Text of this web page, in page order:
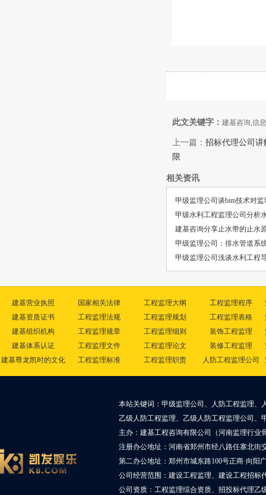
此文关键字： 建基咨询,信
上一篇： 招标代理公司讲
限
相关资讯
甲级监理公司谈bim技术对
甲级水利工程监理公司分析
建基咨询分享止水带的止水
甲级监理公司：排水管道系
甲级监理公司浅谈水利工程
建基营业执照
建基资质证书
建基组织机构
建基体系认证
建基尊龙凯时的文化
国家相关法律
工程监理法规
工程监理规章
工程监理文件
工程监理标准
工程监理大纲
工程监理规划
工程监理细则
工程监理论文
工程监理职责
工程监理程序
工程监理表格
装饰工程监理
装修工程监理
人防工程监理公司
本站关键词：甲级监理公司、人防工程监理、
乙级人防工程监理、乙级人防工程监理公司、
主办：建基工程咨询有限公司（河南监理行业
注册办公地址：河南省郑州市经八路任寨北街
第二办公地址：郑州市城东路100号正商·向阳
公司经营范围：建设工程监理、建设工程招标
公司资质：工程监理综合资质、招投标代理乙